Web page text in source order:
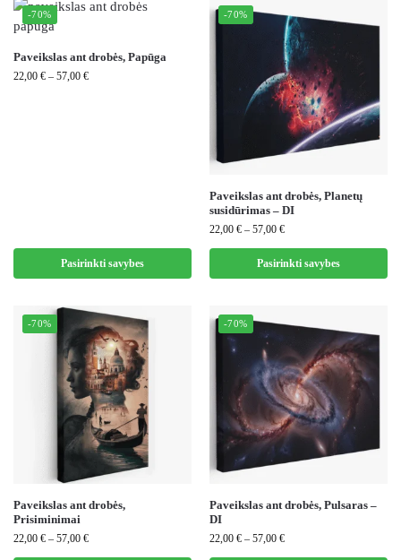
-70%
Paveikslas ant drobės, Papūga
22,00 € – 57,00 €
Pasirinkti savybes
-70%
Paveikslas ant drobės, Planetų
susidūrimas – DI
22,00 € – 57,00 €
Pasirinkti savybes
-70%
Paveikslas ant drobės,
Prisiminimai
22,00 € – 57,00 €
-70%
Paveikslas ant drobės, Pulsaras –
DI
22,00 € – 57,00 €